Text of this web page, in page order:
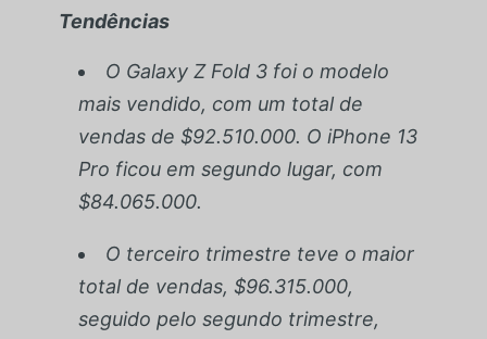
Tendências
O Galaxy Z Fold 3 foi o modelo
mais vendido, com um total de
vendas de $92.510.000. O iPhone 13
Pro ficou em segundo lugar, com
$84.065.000.
O terceiro trimestre teve o maior
total de vendas, $96.315.000,
seguido pelo segundo trimestre,